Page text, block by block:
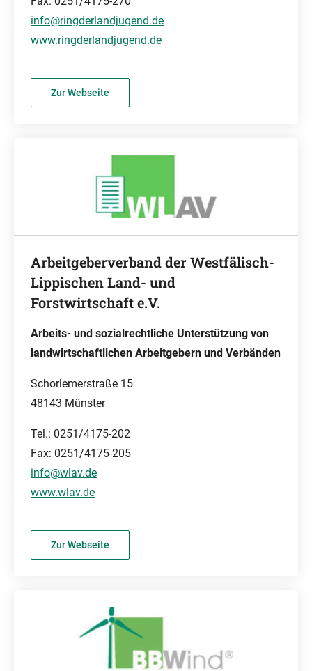
info@ringderlandjugend.de
www.ringderlandjugend.de
Zur Webseite
Arbeitgeberverband der Westfälisch-
Lippischen Land- und
Forstwirtschaft e.V.
Arbeits- und sozialrechtliche Unterstützung von
landwirtschaftlichen Arbeitgebern und Verbänden
Schorlemerstraße 15
48143 Münster
Tel.: 0251/4175-202
Fax: 0251/4175-205
info@wlav.de
www.wlav.de
Zur Webseite